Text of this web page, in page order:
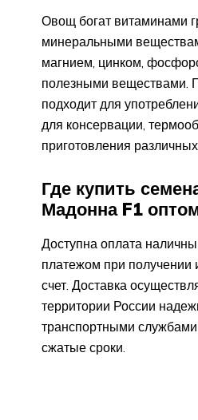
Овощ богат витаминами
минеральными
магнием, цинком,
полезными веществами.
подходит для
для консервации,
приготовления
Где купить
Мадонна F1
Доступна оплата
платежом при получении
счет. Доставка
территории России
транспортными
сжатые сроки.